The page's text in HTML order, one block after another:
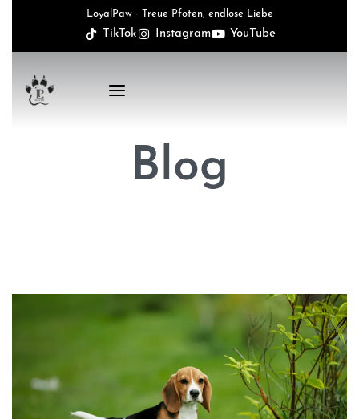
LoyalPaw - Treue Pfoten, endlose Liebe
TikTok Instagram YouTube
Blog